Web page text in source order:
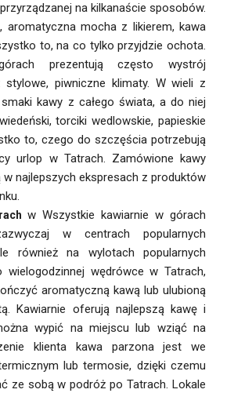
na kilkanaście sposobów.
aromatyczna mocha z likierem, kawa
to, na co tylko przyjdzie ochota.
prezentują często wystrój
stylowe, piwniczne klimaty. W wieli z
kawy z całego świata, a do niej
torciki wedlowskie, papieskie
to, czego do szczęścia potrzebują
urlop w Tatrach. Zamówione kawy
najlepszych ekspresach z produktów
w Wszystkie kawiarnie w górach
w centrach popularnych
również na wylotach popularnych
wielogodzinnej wędrówce w Tatrach,
aromatyczną kawą lub ulubioną
Kawiarnie oferują najlepszą kawę i
wypić na miejscu lub wziąć na
klienta kawa parzona jest we
lub termosie, dzięki czemu
ze sobą w podróż po Tatrach. Lokale